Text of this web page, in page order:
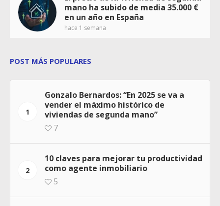
mano ha subido de media 35.000 €
en un año en España
hace 1 semana
POST MÁS POPULARES
1
Gonzalo Bernardos: “En 2025 se va a
vender el máximo histórico de
viviendas de segunda mano”
7
2
10 claves para mejorar tu productividad
como agente inmobiliario
5